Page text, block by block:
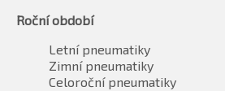
Roční období
Letní pneumatiky
Zimní pneumatiky
Celoroční pneumatiky